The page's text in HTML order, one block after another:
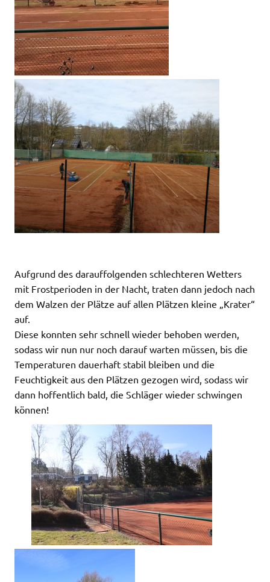
Aufgrund des darauffolgenden schlechteren Wetters
mit Frostperioden in der Nacht, traten dann jedoch nach
dem Walzen der Plätze auf allen Plätzen kleine „Krater“
auf.
Diese konnten sehr schnell wieder behoben werden,
sodass wir nun nur noch darauf warten müssen, bis die
Temperaturen dauerhaft stabil bleiben und die
Feuchtigkeit aus den Plätzen gezogen wird, sodass wir
dann hoffentlich bald, die Schläger wieder schwingen
können!